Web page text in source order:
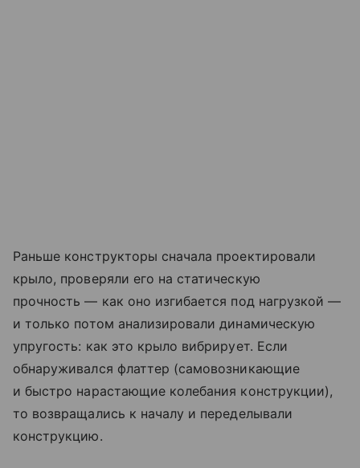
Раньше конструкторы сначала проектировали
крыло, проверяли его на статическую
прочность — как оно изгибается под нагрузкой —
и только потом анализировали динамическую
упругость: как это крыло вибрирует. Если
обнаруживался флаттер (самовозникающие
и быстро нарастающие колебания конструкции),
то возвращались к началу и переделывали
конструкцию.